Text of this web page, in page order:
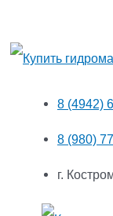
8 (4942)
8 (980)
г.